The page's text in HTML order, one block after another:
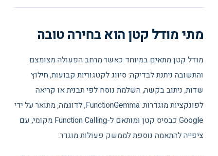
מתי מודל קטן הוא בחירה טובה
מודל קטן מתאים במיוחד כאשר מרחב הפעולה מצומצם
והתשובה ניתנת לבדיקה: סיווג לקטגוריות קבועות, חילוץ
שדות, ניתוב בקשה, השלמת נוסח לפי תבנית או קריאה
לפונקציות מוגדרות. FunctionGemma, לדוגמה, מתואר על ידי
Google כבסיס קטן ומותאם ל-Function Calling מקומי, עם
ציפייה להתאמה נוספת לממשק פעולות מוגדר.